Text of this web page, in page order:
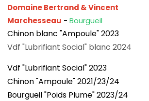
Domaine Bertrand & Vincent
Marchesseau - Bourgueil
Chinon blanc "Ampoule" 2023
Vdf "Lubrifiant Social" blanc 2024
Vdf "Lubrifiant Social" 2023
Chinon "Ampoule" 2021/23/24
Bourgueil "Poids Plume" 2023/24